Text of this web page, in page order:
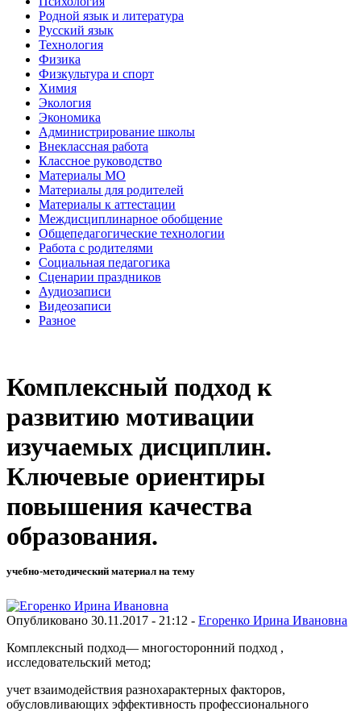
Родной язык и литература
Русский язык
Технология
Физика
Физкультура и спорт
Химия
Экология
Экономика
Администрирование школы
Внеклассная работа
Классное руководство
Материалы МО
Материалы для родителей
Материалы к аттестации
Междисциплинарное обобщение
Общепедагогические технологии
Работа с родителями
Социальная педагогика
Сценарии праздников
Аудиозаписи
Видеозаписи
Разное
Комплексный подход к
развитию мотивации
изучаемых дисциплин.
Ключевые ориентиры
повышения качества
образования.
учебно-методический материал на тему
Опубликовано 30.11.2017 - 21:12 - Егоренко Ирина Ивановна
Комплексный подход— многосторонний подход ,
исследовательский метод;
учет взаимодействия разнохарактерных факторов,
обусловливающих эффективность профессионального